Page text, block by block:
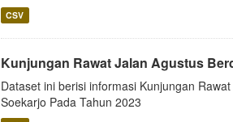
CSV
Kunjungan Rawat Jalan Agustus
Dataset ini berisi informasi Kunjungan
Soekarjo Pada Tahun 2023